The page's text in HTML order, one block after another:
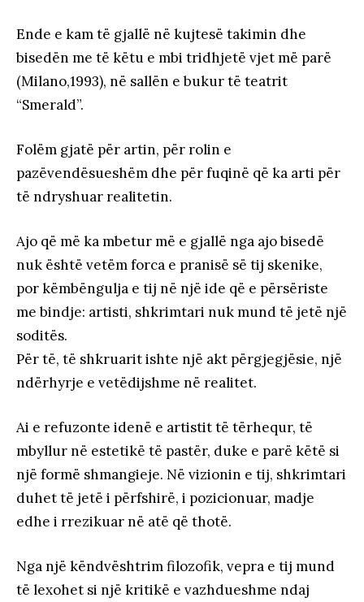
Ende e kam të gjallë në kujtesë takimin dhe
bisedën me të këtu e mbi tridhjetë vjet më parë
(Milano,1993), në sallën e bukur të teatrit
“Smerald”.
Folëm gjatë për artin, për rolin e
pazëvendësueshëm dhe për fuqinë që ka arti për
të ndryshuar realitetin.
Ajo që më ka mbetur më e gjallë nga ajo bisedë
nuk është vetëm forca e pranisë së tij skenike,
por këmbëngulja e tij në një ide që e përsëriste
me bindje: artisti, shkrimtari nuk mund të jetë një
soditës.
Për të, të shkruarit ishte një akt përgjegjësie, një
ndërhyrje e vetëdijshme në realitet.
Ai e refuzonte idenë e artistit të tërhequr, të
mbyllur në estetikë të pastër, duke e parë këtë si
një formë shmangieje. Në vizionin e tij, shkrimtari
duhet të jetë i përfshirë, i pozicionuar, madje
edhe i rrezikuar në atë që thotë.
Nga një këndvështrim filozofik, vepra e tij mund
të lexohet si një kritikë e vazhdueshme ndaj